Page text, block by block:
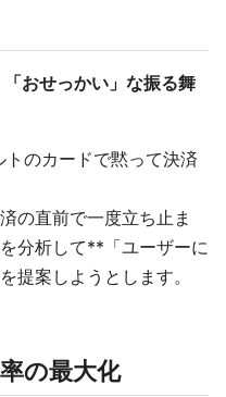
「おせっかい」な振る舞
のカードで黙って決済
の直前で一度立ち止ま
分析して**「ユーザーに
提案しようとします。
の最大化